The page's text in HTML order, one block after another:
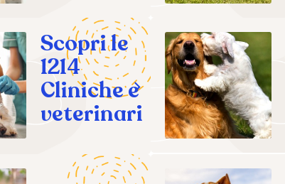
Scopri le
1214
Cliniche e
veterinari